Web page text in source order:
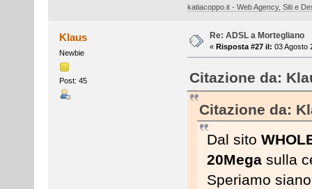
katiacoppo.it - Web Agency, Siti e
Klaus
Newbie
Post: 45
Re: ADSL a Mortegliano
« Risposta #27 il: 03 Agosto
Citazione da:
Citazione da:
Dal sito
20Mega sulla
Speriamo